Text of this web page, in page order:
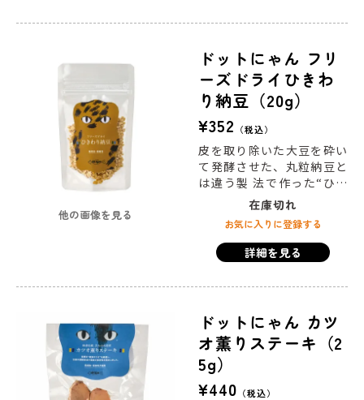
間暇かけて人の手で仕上げ
り、素材そのものの香りや
旨味を活かしきることで、
猫の本能と嗜好性をとこと
ん追求。ペット食のエージ
ェントが本気で作った「ド
ットにゃんごはん」です。
他の画像を見る
ドットにゃん フリ
ーズドライひきわ
り納豆（20g）
¥352 税込
皮を取り除いた大豆を砕い
て発酵させた、丸粒納豆と
は違う製 法で作った“ひき
わり”納豆。天然そのままフ
リーズドライ加工し、サク
サク食感に仕上げました。
いつものごはんにトッピン
グ や手作り食の材料とし
在庫切れ
詳細を見る
お気に入りに登録する
ドットにゃん カツ
オ薫りステーキ（2
5g）
¥440 税込